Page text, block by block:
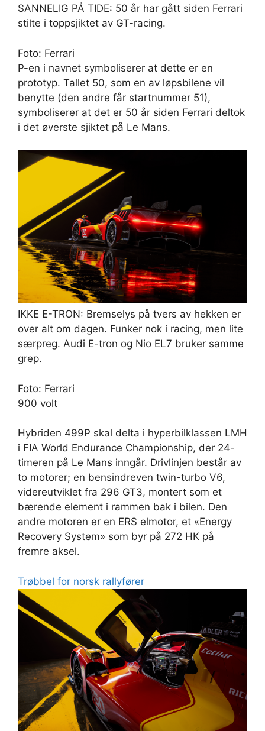
SANNELIG PÅ TIDE: 50 år har gått siden Ferrari
stilte i toppsjiktet av GT-racing.
Foto: Ferrari
P-en i navnet symboliserer at dette er en
prototyp. Tallet 50, som en av løpsbilene vil
benytte (den andre får startnummer 51),
symboliserer at det er 50 år siden Ferrari deltok
i det øverste sjiktet på Le Mans.
IKKE E-TRON: Bremselys på tvers av hekken er
over alt om dagen. Funker nok i racing, men lite
særpreg. Audi E-tron og Nio EL7 bruker samme
grep.
Foto: Ferrari
900 volt
Hybriden 499P skal delta i hyperbilklassen LMH
i FIA World Endurance Championship, der 24-
timeren på Le Mans inngår. Drivlinjen består av
to motorer; en bensindreven twin-turbo V6,
videreutviklet fra 296 GT3, montert som et
bærende element i rammen bak i bilen. Den
andre motoren er en ERS elmotor, et «Energy
Recovery System» som byr på 272 HK på
fremre aksel.
Trøbbel for norsk rallyfører